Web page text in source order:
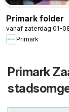
Primark folder
vanaf zaterdag 01-
Primark
Primark